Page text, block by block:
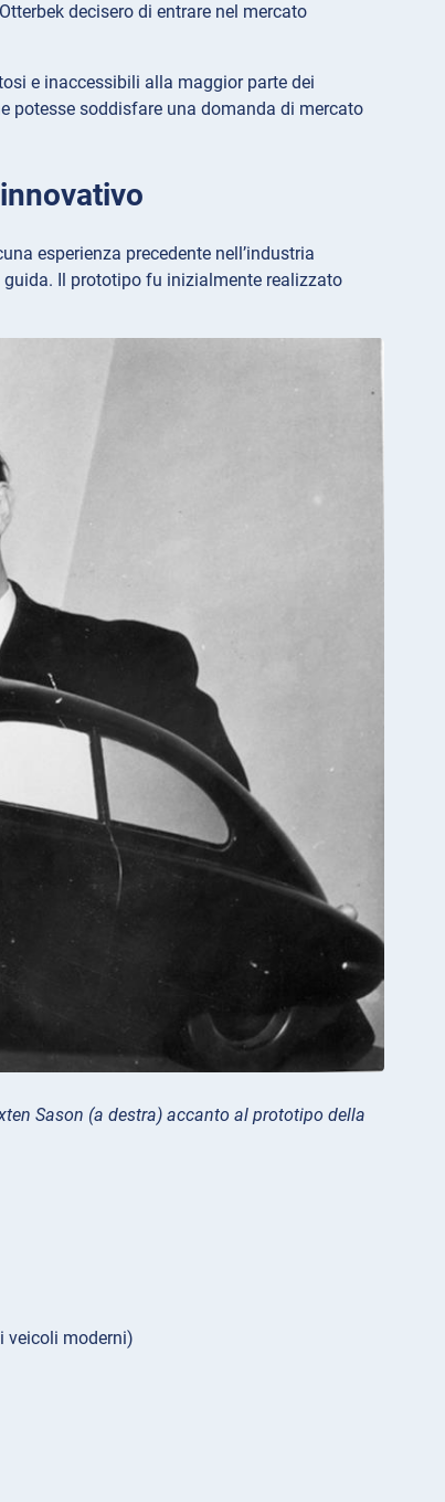
decisero di entrare nel mercato
e inaccessibili alla maggior parte dei
potesse soddisfare una domanda di mercato
esperienza precedente nell’industria
Il prototipo fu inizialmente realizzato
Sason (a destra) accanto al prototipo della
veicoli moderni)